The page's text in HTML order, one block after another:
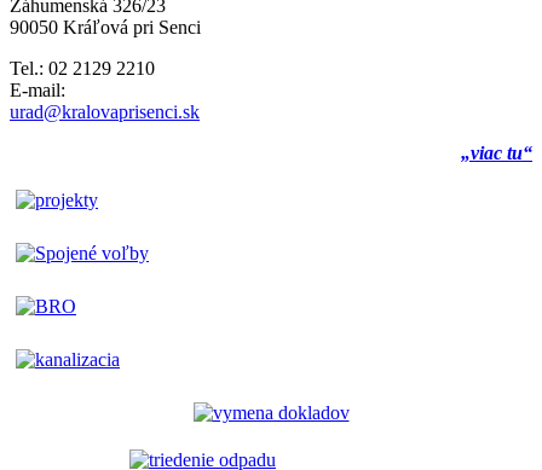
Záhumenská 326/23
90050 Kráľová pri Senci
Tel.: 02 2129 2210
E-mail:
urad@kralovaprisenci.sk
„viac tu“